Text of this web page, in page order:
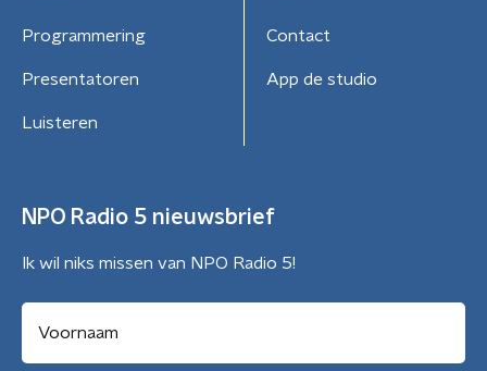
Programmering
Presentatoren
Luisteren
Contact
App de studio
NPO Radio 5 nieuwsbrief
Ik wil niks missen van NPO Radio 5!